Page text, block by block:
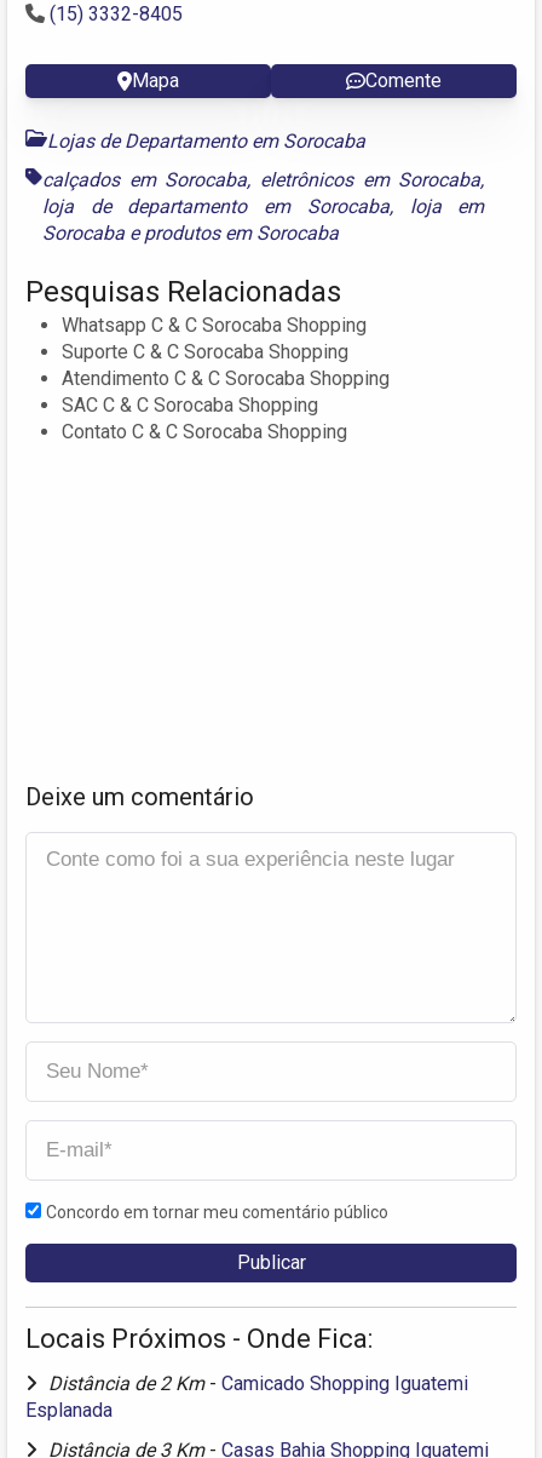
(15) 3332-8405
Mapa Comente
Lojas de Departamento em Sorocaba
calçados em Sorocaba, eletrônicos em Sorocaba,
loja de departamento em Sorocaba, loja em
Sorocaba eprodutos em Sorocaba
Pesquisas Relacionadas
Whatsapp C & C Sorocaba Shopping
Suporte C & C Sorocaba Shopping
Atendimento C & C Sorocaba Shopping
SAC C & C Sorocaba Shopping
Contato C & C Sorocaba Shopping
Deixe um comentário
Concordo em tornar meu comentário público
Locais Próximos - Onde Fica:
Distância de 2 Km - Camicado Shopping Iguatemi
Esplanada
Distância de 3 Km - Casas Bahia Shopping Iguatemi